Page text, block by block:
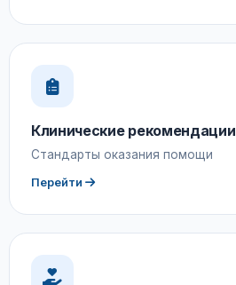
Клинические рекомендации
Стандарты оказания помощи
Перейти